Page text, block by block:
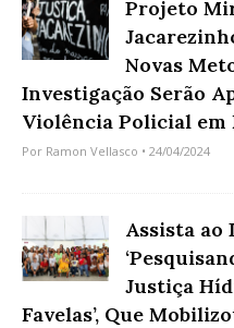
Projeto
Novas
Investigação Serão
Violência Policial em
Por Ramon Vellasco • 24/04/2024
Assista ao
Justiça
Favelas’, Que